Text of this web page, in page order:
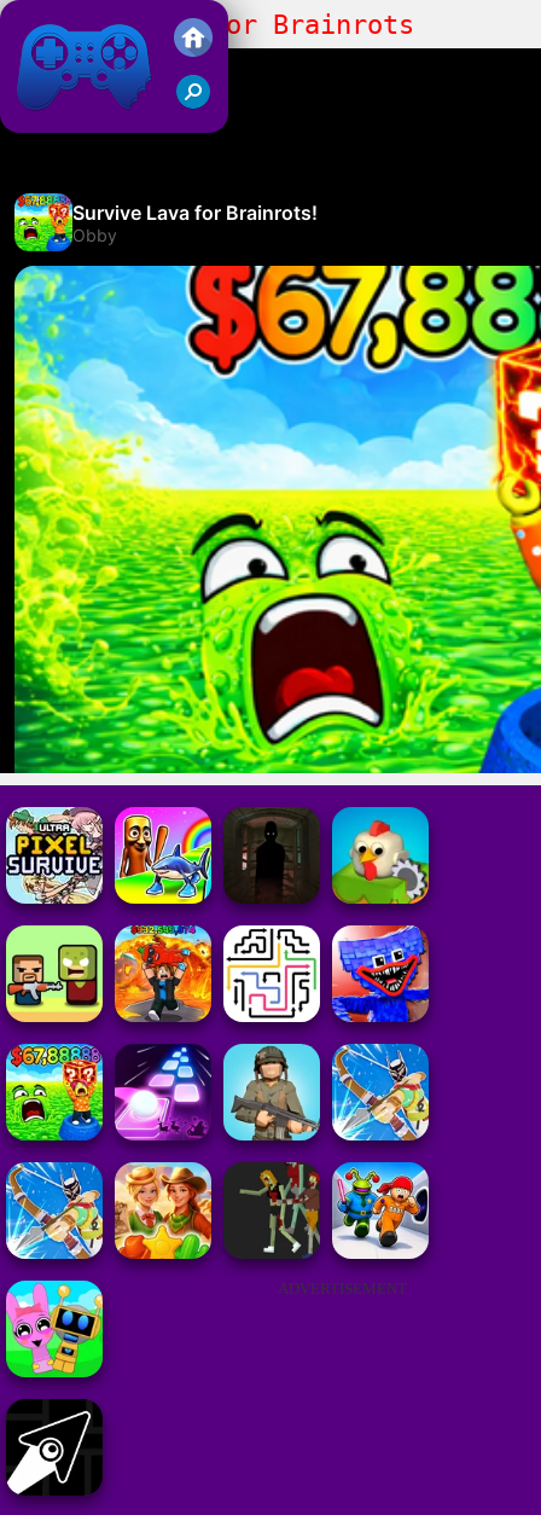
Juegos Friv 2019
Survive Lava for Brainrots
ADVERTISEMENT